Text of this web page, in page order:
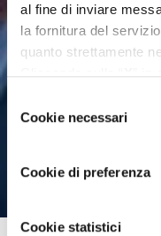
al fine di inviare
la fornitura del
quanto strettamente
Cliccando sulla “X” in
cookie diversi da
personalizzare le
diversi da quelli
“Accetta selezionati
delCookie necessari
Cookie di preferenza
Cookie statistici